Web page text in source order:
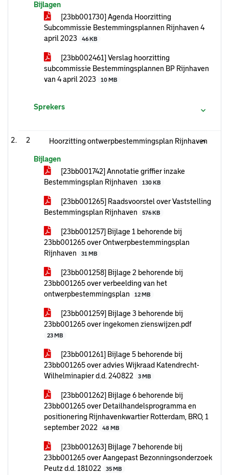
Bijlagen
[23bb001730] Agenda Hoorzitting
Subcommissie Bestemmingsplannen Rijnhaven 4
april 2023
46 KB
[23bb002461] Verslag hoorzitting
subcommissie Bestemmingsplannen BP Rijnhaven
van 4 april 2023
10 MB
Sprekers
2 Hoorzitting ontwerpbestemmingsplan Rijnhaven
Bijlagen
[23bb001742] Annotatie griffier inzake
Bestemmingsplan Rijnhaven
130 KB
[23bb001265] Raadsvoorstel over Vaststelling
Bestemmingsplan Rijnhaven
576 KB
[23bb001257] Bijlage 1 behorende bij
23bb001265 over Ontwerpbestemmingsplan
Rijnhaven
31 MB
[23bb001258] Bijlage 2 behorende bij
23bb001265 over verbeelding van het
ontwerpbestemmingsplan
12 MB
[23bb001259] Bijlage 3 behorende bij
23bb001265 over ingekomen zienswijzen.pdf
23 MB
[23bb001261] Bijlage 5 behorende bij
23bb001265 over advies Wijkraad Katendrecht-
Wilhelminapier d.d. 240822
3 MB
[23bb001262] Bijlage 6 behorende bij
23bb001265 over Detailhandelsprogramma en
positionering Rijnhavenkwartier Rotterdam, BRO, 1
september 2022
48 MB
[23bb001263] Bijlage 7 behorende bij
23bb001265 over Aangepast Bezonningsonderzoek
Peutz d.d. 181022
35 MB